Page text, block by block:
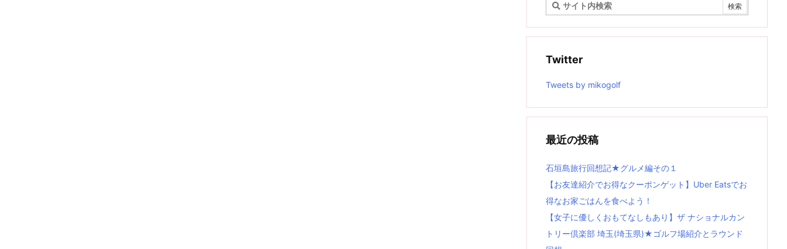
Twitter
Tweets by mikogolf
最近の投稿
石垣島旅行回想記★グルメ編その１
【お友達紹介でお得なクーポンゲット】Uber Eatsでお
得なお家ごはんを食べよう！
【女子に優しくおもてなしもあり】ザ ナショナルカン
トリー倶楽部 埼玉(埼玉県)★ゴルフ場紹介とラウンド